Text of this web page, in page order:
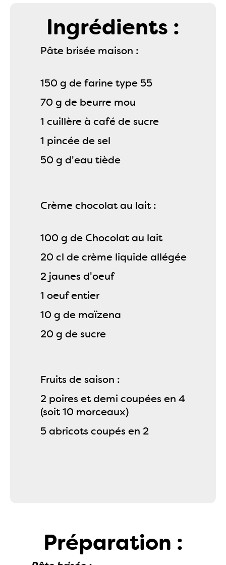
Ingrédients :
Pâte brisée maison :
150 g de farine type 55
70 g de beurre mou
1 cuillère à café de sucre
1 pincée de sel
50 g d'eau tiède
Crème chocolat au lait :
100 g de Chocolat au lait
20 cl de crème liquide allégée
2 jaunes d'oeuf
1 oeuf entier
10 g de maïzena
20 g de sucre
Fruits de saison :
2 poires et demi coupées en 4
(soit 10 morceaux)
5 abricots coupés en 2
Préparation :